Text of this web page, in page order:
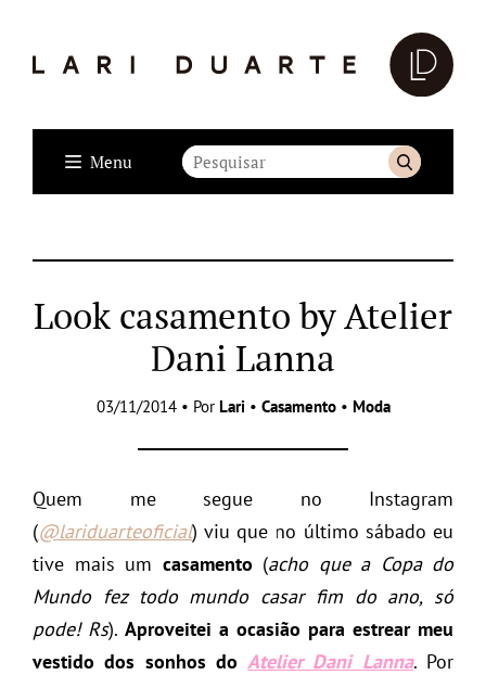
Menu
Look casamento by Atelier
Dani Lanna
03/11/2014 • Por Lari • Casamento• Moda
Quem me segue no Instagram
(@lariduarteoficial) viu que no último sábado eu
tive mais um casamento (acho que a Copa do
Mundo fez todo mundo casar fim do ano, só
pode! Rs). Aproveitei a ocasião para estrear meu
vestido dos sonhos doAtelier Dani Lanna. Por